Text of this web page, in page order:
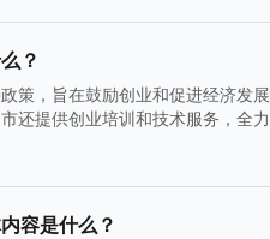
？
策，旨在鼓励创业和促进经济发
还提供创业培训和技术服务，全
容是什么？